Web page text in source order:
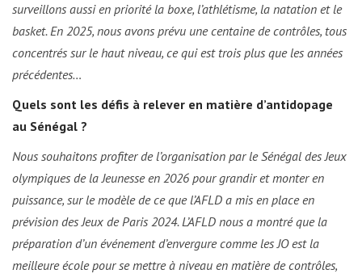
surveillons aussi en priorité la boxe, l’athlétisme, la natation et le
basket. En 2025, nous avons prévu une centaine de contrôles, tous
concentrés sur le haut niveau, ce qui est trois plus que les années
précédentes…
Quels sont les défis à relever en matière d’antidopage
au Sénégal ?
Nous souhaitons profiter de l’organisation par le Sénégal des Jeux
olympiques de la Jeunesse en 2026 pour grandir et monter en
puissance, sur le modèle de ce que l’AFLD a mis en place en
prévision des Jeux de Paris 2024. L’AFLD nous a montré que la
préparation d’un événement d’envergure comme les JO est la
meilleure école pour se mettre à niveau en matière de contrôles,